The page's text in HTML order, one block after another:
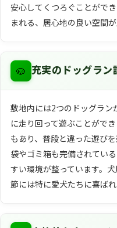
安心してくつろぐことがで
まれる、居心地の良い空間が
🐶 充実のドッグラン
敷地内には2つのドッグラン
に走り回って遊ぶことがで
もあり、普段と違った遊び
袋やゴミ箱も完備されてい
すい環境が整っています。
節には特に愛犬たちに喜ばれ